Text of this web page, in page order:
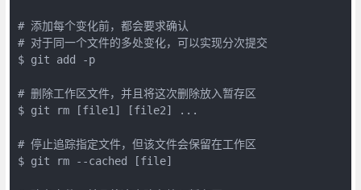
# 添加每个变化前，都会要求确认
# 对于同一个文件的多处变化，可以实现分次提交
$ git add -p
# 删除工作区文件，并且将这次删除放入暂存区
$ git rm [file1] [file2] ...
# 停止追踪指定文件，但该文件会保留在工作区
$ git rm --cached [file]